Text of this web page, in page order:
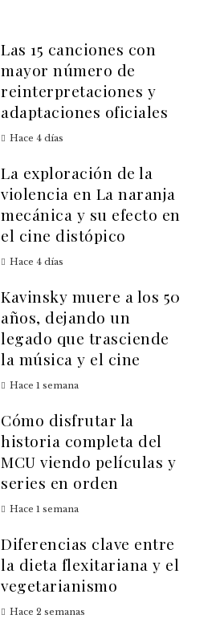
Las 15 canciones con
mayor número de
reinterpretaciones y
adaptaciones oficiales
Hace 4 días
La exploración de la
violencia en La naranja
mecánica y su efecto en
el cine distópico
Hace 4 días
Kavinsky muere a los 50
años, dejando un
legado que trasciende
la música y el cine
Hace 1 semana
Cómo disfrutar la
historia completa del
MCU viendo películas y
series en orden
Hace 1 semana
Diferencias clave entre
la dieta flexitariana y el
vegetarianismo
Hace 2 semanas